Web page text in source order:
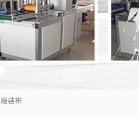
常州联宇机电自动化科技有限公司主营产品：pvc塑料焊机、高频热合机、软膜天花压边机、服装布料凹凸压花机、布料3d压印设备、服装植胶设备、超声波布料花边机、无纺布热合机、全自动压花机。